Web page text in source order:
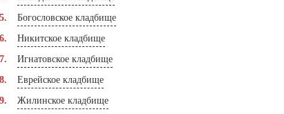
Богословское кладбище
Никитское кладбище
Игнатовское кладбище
Еврейское кладбище
Жилинское кладбище